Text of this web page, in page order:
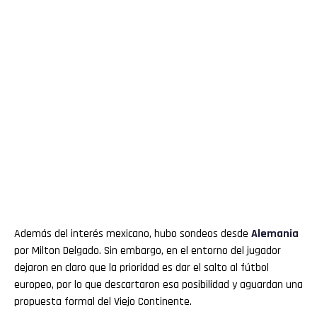
Además del interés mexicano, hubo sondeos desde Alemania
por Milton Delgado. Sin embargo, en el entorno del jugador
dejaron en claro que la prioridad es dar el salto al fútbol
europeo, por lo que descartaron esa posibilidad y aguardan una
propuesta formal del Viejo Continente.